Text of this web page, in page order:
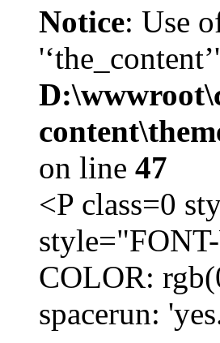
Notice: Use
on line 47
<P class=0
COLOR:
spacerun: